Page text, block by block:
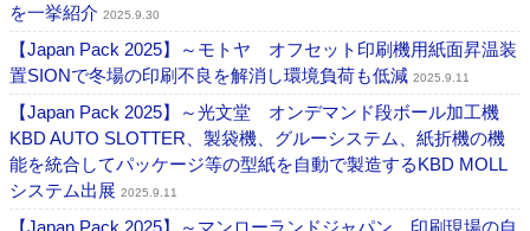
を一挙紹介 2025.9.30
【Japan Pack 2025】～モトヤ オフセット印刷機用紙面昇温装
置SIONで冬場の印刷不良を解消し環境負荷も低減 2025.9.11
【Japan Pack 2025】～光文堂 オンデマンド段ボール加工機
KBD AUTO SLOTTER、製袋機、グルーシステム、紙折機の機
能を統合してパッケージ等の型紙を自動で製造するKBD MOLL
システム出展 2025.9.11
【Japan Pack 2025】～マンローランドジャパン 印刷現場の自